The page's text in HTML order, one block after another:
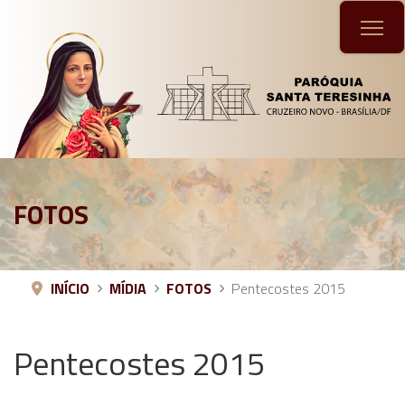
FOTOS
INÍCIO MÍDIA FOTOS Pentecostes 2015
Pentecostes 2015